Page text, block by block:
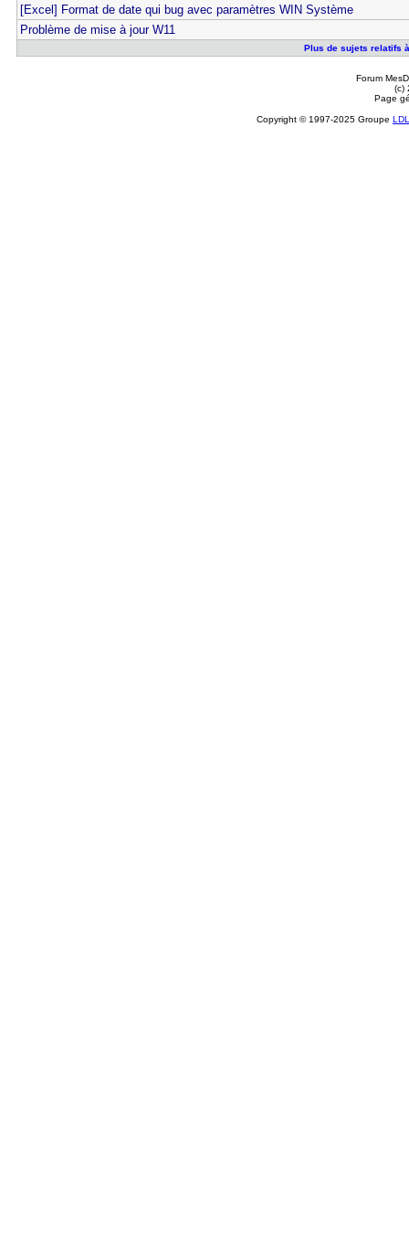
[Excel] Format de date qui bug avec paramètres WIN Système
Problème de mise à jour W11
Plus de sujets relatifs
Forum
(c)
Page
Copyright © 1997-2025 Groupe